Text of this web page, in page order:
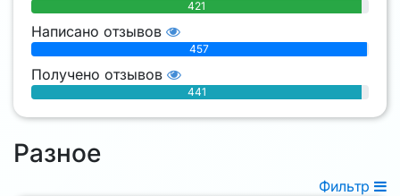
Разное
Фильтр
421
Написано отзывов
457
Получено отзывов
441